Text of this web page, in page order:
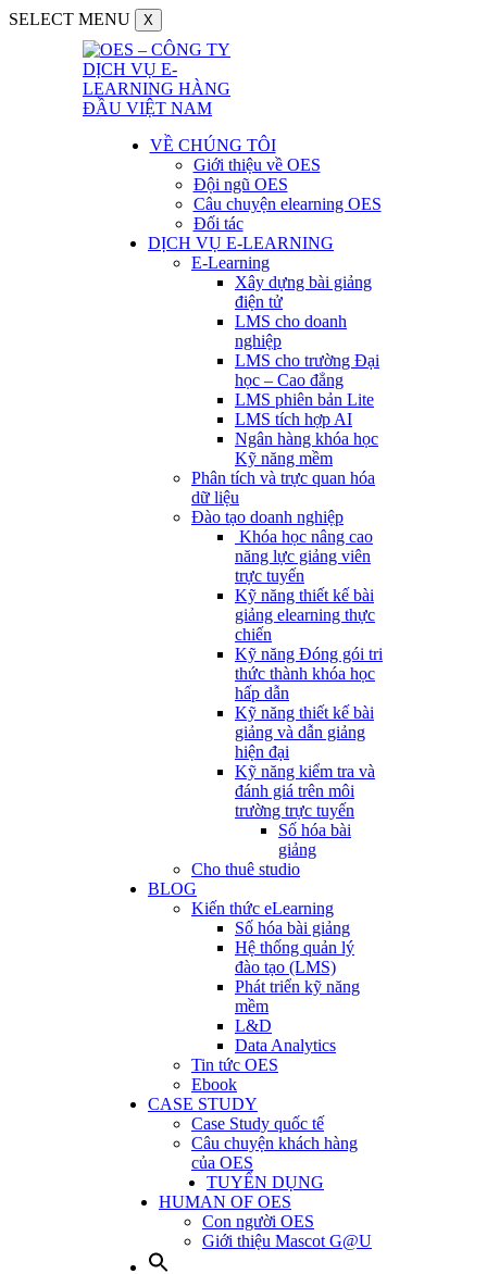
SELECT MENU X
VỀ CHÚNG TÔI
Giới thiệu về OES
Đội ngũ OES
Câu chuyện elearning OES
Đối tác
DỊCH VỤ E-LEARNING
E-Learning
Xây dựng bài giảng
điện tử
LMS cho doanh
nghiệp
LMS cho trường Đại
học – Cao đẳng
LMS phiên bản Lite
LMS tích hợp AI
Ngân hàng khóa học
Kỹ năng mềm
Phân tích và trực quan hóa
dữ liệu
Đào tạo doanh nghiệp
Khóa học nâng cao
năng lực giảng viên
trực tuyến
Kỹ năng thiết kế bài
giảng elearning thực
chiến
Kỹ năng Đóng gói tri
thức thành khóa học
hấp dẫn
Kỹ năng thiết kế bài
giảng và dẫn giảng
hiện đại
Kỹ năng kiểm tra và
đánh giá trên môi
trường trực tuyến
Số hóa bài
giảng
Cho thuê studio
BLOG
Kiến thức eLearning
Số hóa bài giảng
Hệ thống quản lý
đào tạo (LMS)
Phát triển kỹ năng
mềm
L&D
Data Analytics
Tin tức OES
Ebook
CASE STUDY
Case Study quốc tế
Câu chuyện khách hàng
của OES
TUYỂN DỤNG
HUMAN OF OES
Con người OES
Giới thiệu Mascot G@U